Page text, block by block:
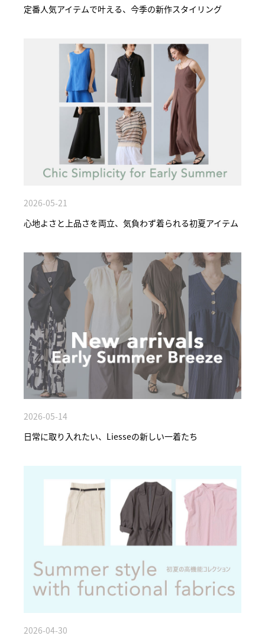
定番人気アイテムで叶える、今季の新作スタイリング
2026-05-21
心地よさと上品さを両立、気負わず着られる初夏アイテム
2026-05-14
日常に取り入れたい、Liesseの新しい一着たち
2026-04-30